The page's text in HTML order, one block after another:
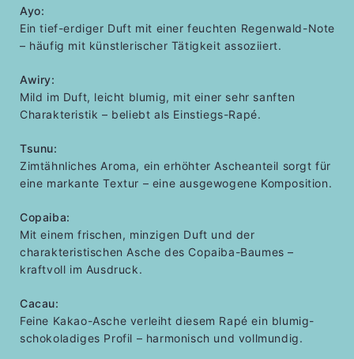
Ayo:
Ein tief-erdiger Duft mit einer feuchten Regenwald-Note
– häufig mit künstlerischer Tätigkeit assoziiert.
Awiry:
Mild im Duft, leicht blumig, mit einer sehr sanften
Charakteristik – beliebt als Einstiegs-Rapé.
Tsunu:
Zimtähnliches Aroma, ein erhöhter Ascheanteil sorgt für
eine markante Textur – eine ausgewogene Komposition.
Copaiba:
Mit einem frischen, minzigen Duft und der
charakteristischen Asche des Copaiba-Baumes –
kraftvoll im Ausdruck.
Cacau:
Feine Kakao-Asche verleiht diesem Rapé ein blumig-
schokoladiges Profil – harmonisch und vollmundig.